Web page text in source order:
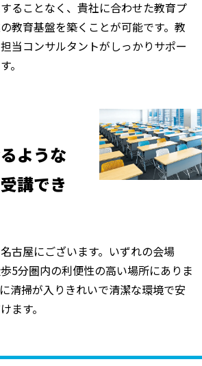
ることなく、貴社に合わせた教育プ
教育基盤を築くことが可能です。教
当コンサルタントがしっかりサポー
。
ような
講でき
古屋にございます。いずれの会場
5分圏内の利便性の高い場所にありま
清掃が入りきれいで清潔な環境で安
ます。